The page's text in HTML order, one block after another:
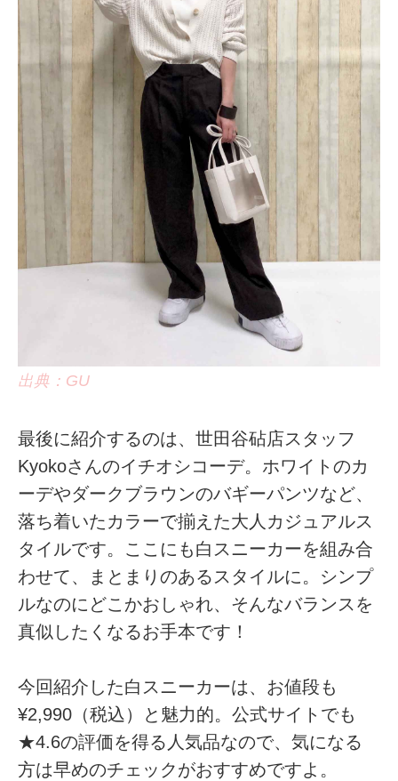
出典：GU
最後に紹介するのは、世田谷砧店スタッフ
Kyokoさんのイチオシコーデ。ホワイトのカ
ーデやダークブラウンのバギーパンツなど、
落ち着いたカラーで揃えた大人カジュアルス
タイルです。ここにも白スニーカーを組み合
わせて、まとまりのあるスタイルに。シンプ
ルなのにどこかおしゃれ、そんなバランスを
真似したくなるお手本です！
今回紹介した白スニーカーは、お値段も
¥2,990（税込）と魅力的。公式サイトでも
★4.6の評価を得る人気品なので、気になる
方は早めのチェックがおすすめですよ。